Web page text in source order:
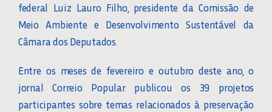
federal Luiz Lauro Filho, presidente da Comissão de
Meio Ambiente e Desenvolvimento Sustentável da
Câmara dos Deputados.
Entre os meses de fevereiro e outubro deste ano, o
jornal Correio Popular publicou os 39 projetos
participantes sobre temas relacionados à preservação